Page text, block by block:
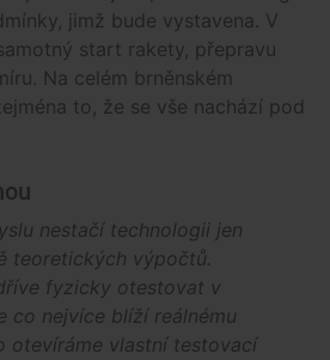
jimž bude vystavena. V
start rakety, přepravu
Na celém brněnském
to, že se vše nachází pod
nestačí technologii jen
teoretických výpočtů.
fyzicky otestovat v
co nejvíce blíží reálnému
otevíráme vlastní testovací